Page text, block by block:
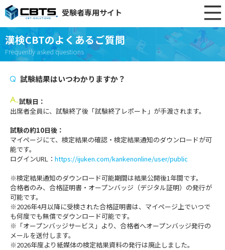
受験者専用サイト
漢検CBTのよくあるご質問
Frequently asked questions
試験結果はいつわかりますか？
試験日：
出席者全員に、試験終了後「試験終了レポート」が手渡されます。
試験の約10日後：
マイページにて、検定結果の確認・検定結果通知のダウンロードが可
能です。
ログインURL： https://ijuken.com/kankenonline/user/public
※検定結果通知のダウンロード可能期間は結果公開後1年間です。
合格者のみ、合格証明書・オープンバッジ（デジタル証明）の発行が
可能です。
※2026年4月以降に受検された合格証明書は、マイページ上でいつで
も何度でも無償でダウンロード可能です。
※「オープンバッジサービス」より、合格者へオープンバッジ発行の
メールを送付します。
※2026年度より紙媒体の検定結果資料の発行は廃止しました。